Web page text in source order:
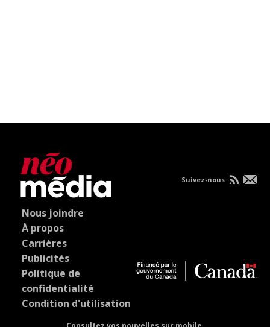
Nous joindre
À propos
Carrières
Publicités
Politique de
confidentialité
Condition d'utilisation
Suivez-nous